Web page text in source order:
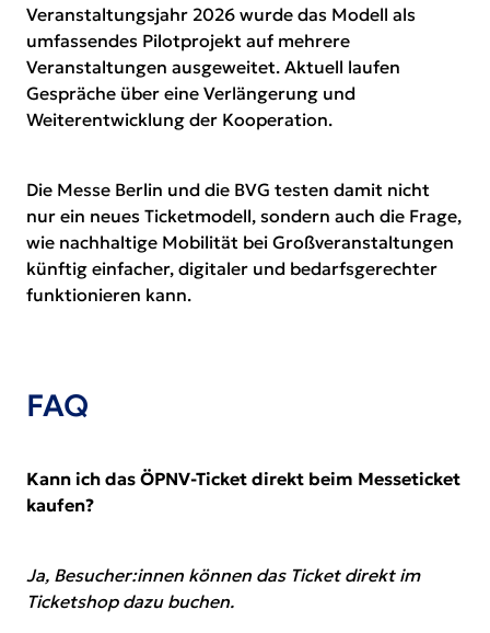
Veranstaltungsjahr 2026 wurde das Modell als
umfassendes Pilotprojekt auf mehrere
Veranstaltungen ausgeweitet. Aktuell laufen
Gespräche über eine Verlängerung und
Weiterentwicklung der Kooperation.
Die Messe Berlin und die BVG testen damit nicht
nur ein neues Ticketmodell, sondern auch die Frage,
wie nachhaltige Mobilität bei Großveranstaltungen
künftig einfacher, digitaler und bedarfsgerechter
funktionieren kann.
FAQ
Kann ich das ÖPNV-Ticket direkt beim Messeticket
kaufen?
Ja, Besucher:innen können das Ticket direkt im
Ticketshop dazu buchen.